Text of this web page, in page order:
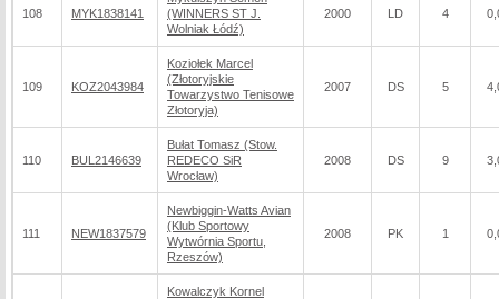
108 MYK1838141
(WINNERS ST J.
Wolniak Łódź)
2000 LD 4
109 KOZ2043984
Koziołek Marcel
(Złotoryjskie
Towarzystwo Tenisowe
Złotoryja)
2007 DS 5
110 BUL2146639
Bułat Tomasz (Stow.
REDECO SiR
Wrocław)
2008 DS 9
111 NEW1837579
Newbiggin-Watts Avian
(Klub Sportowy
Wytwórnia Sportu,
Rzeszów)
2008 PK 1
Kowalczyk Kornel